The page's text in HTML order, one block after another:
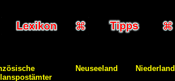
Neuseeland